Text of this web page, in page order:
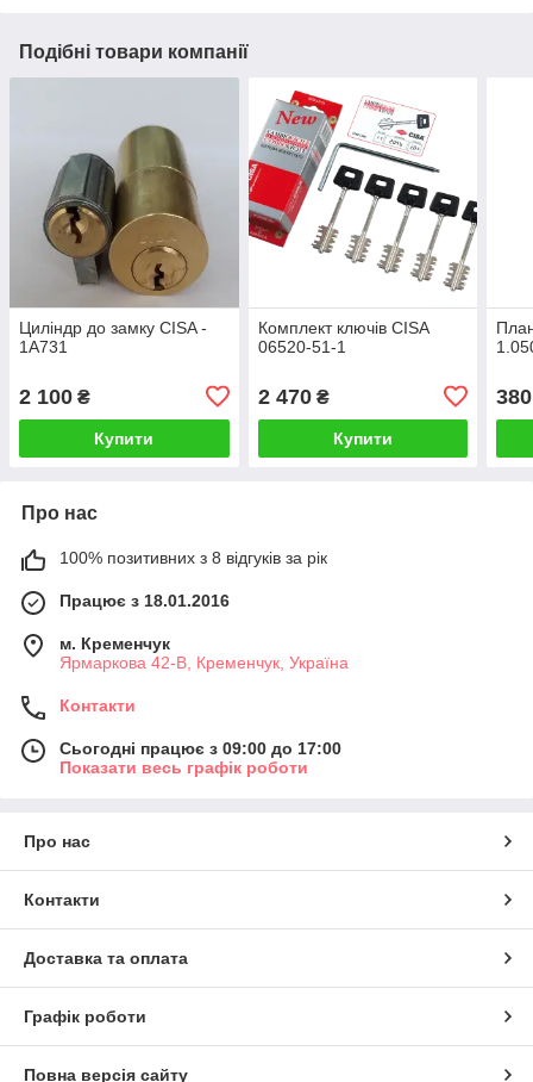
Подібні товари компанії
Циліндр до замку CISA -
1A731
2 100 ₴
Купити
Комплект ключів CISA
06520-51-1
2 470₴
Купити
380
Про нас
100% позитивних з 8 відгуків за рік
Працює з 18.01.2016
м. Кременчук
Ярмаркова 42-В, Кременчук, Україна
Контакти
Сьогодні працює з 09:00 до 17:00
Показати весь графік роботи
Про нас
Контакти
Доставка та оплата
Графік роботи
Повна версія сайту